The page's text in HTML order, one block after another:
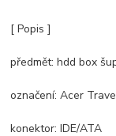
[ Popis ]
předmět: hdd box
označení: Acer
konektor: IDE/ATA